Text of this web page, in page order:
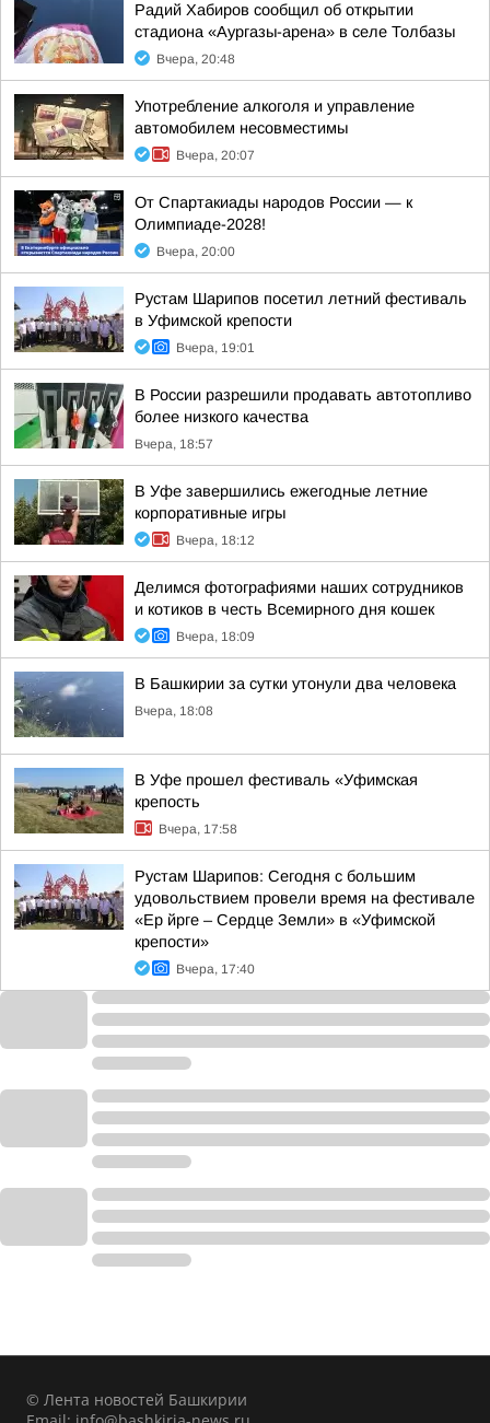
Радий Хабиров сообщил об открытии
стадиона «Аургазы-арена» в селе Толбазы
Вчера, 20:48
Употребление алкоголя и управление
автомобилем несовместимы
Вчера, 20:07
От Спартакиады народов России — к
Олимпиаде-2028!
Вчера, 20:00
Рустам Шарипов посетил летний фестиваль
в Уфимской крепости
Вчера, 19:01
В России разрешили продавать автотопливо
более низкого качества
Вчера, 18:57
В Уфе завершились ежегодные летние
корпоративные игры
Вчера, 18:12
Делимся фотографиями наших сотрудников
и котиков в честь Всемирного дня кошек
Вчера, 18:09
В Башкирии за сутки утонули два человека
Вчера, 18:08
В Уфе прошел фестиваль «Уфимская
крепость
Вчера, 17:58
Рустам Шарипов: Сегодня с большим
удовольствием провели время на фестивале
«Ер йрге – Сердце Земли» в «Уфимской
крепости»
Вчера, 17:40
© Лента новостей Башкирии